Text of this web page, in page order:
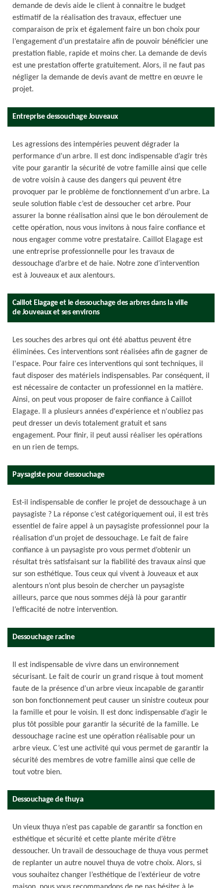
demande de devis aide le client à connaitre le budget
estimatif de la réalisation des travaux, effectuer une
comparaison de prix et également faire un bon choix pour
l’engagement d’un prestataire afin de pouvoir bénéficier une
prestation fiable, rapide et moins cher. La demande de devis
est une prestation offerte gratuitement. Alors, il ne faut pas
négliger la demande de devis avant de mettre en œuvre le
projet.
Entreprise dessouchage Jouveaux
Les agressions des intempéries peuvent dégrader la
performance d’un arbre. Il est donc indispensable d’agir très
vite pour garantir la sécurité de votre famille ainsi que celle
de votre voisin à cause des dangers qui peuvent être
provoquer par le problème de fonctionnement d’un arbre. La
seule solution fiable c’est de dessoucher cet arbre. Pour
assurer la bonne réalisation ainsi que le bon déroulement de
cette opération, nous vous invitons à nous faire confiance et
nous engager comme votre prestataire. Caillot Elagage est
une entreprise professionnelle pour les travaux de
dessouchage d’arbre et de haie. Notre zone d’intervention
est à Jouveaux et aux alentours.
Caillot Elagage et le dessouchage des arbres dans la ville
de Jouveaux et ses environs
Les souches des arbres qui ont été abattus peuvent être
éliminées. Ces interventions sont réalisées afin de gagner de
l'espace. Pour faire ces interventions qui sont techniques, il
faut disposer des matériels indispensables. Par conséquent, il
est nécessaire de contacter un professionnel en la matière.
Ainsi, on peut vous proposer de faire confiance à Caillot
Elagage. Il a plusieurs années d'expérience et n'oubliez pas
peut dresser un devis totalement gratuit et sans
engagement. Pour finir, il peut aussi réaliser les opérations
en un rien de temps.
Paysagiste pour dessouchage
Est-il indispensable de confier le projet de dessouchage à un
paysagiste ? La réponse c’est catégoriquement oui, il est très
essentiel de faire appel à un paysagiste professionnel pour la
réalisation d’un projet de dessouchage. Le fait de faire
confiance à un paysagiste pro vous permet d’obtenir un
résultat très satisfaisant sur la fiabilité des travaux ainsi que
sur son esthétique. Tous ceux qui vivent à Jouveaux et aux
alentours n’ont plus besoin de chercher un paysagiste
ailleurs, parce que nous sommes déjà là pour garantir
l’efficacité de notre intervention.
Dessouchage racine
Il est indispensable de vivre dans un environnement
sécurisant. Le fait de courir un grand risque à tout moment
faute de la présence d’un arbre vieux incapable de garantir
son bon fonctionnement peut causer un sinistre couteux pour
la famille et pour le voisin. Il est donc indispensable d’agir le
plus tôt possible pour garantir la sécurité de la famille. Le
dessouchage racine est une opération réalisable pour un
arbre vieux. C’est une activité qui vous permet de garantir la
sécurité des membres de votre famille ainsi que celle de
tout votre bien.
Dessouchage de thuya
Un vieux thuya n’est pas capable de garantir sa fonction en
esthétique et sécurité et cette plante mérite d’être
dessoucher. Un travail de dessouchage de thuya vous permet
de replanter un autre nouvel thuya de votre choix. Alors, si
vous souhaitez changer l’esthétique de l’extérieur de votre